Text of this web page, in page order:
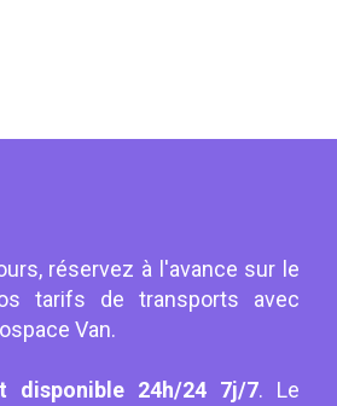
réservez à l'avance sur le
tarifs de transports avec
Van.
disponible 24h/24 7j/7. Le